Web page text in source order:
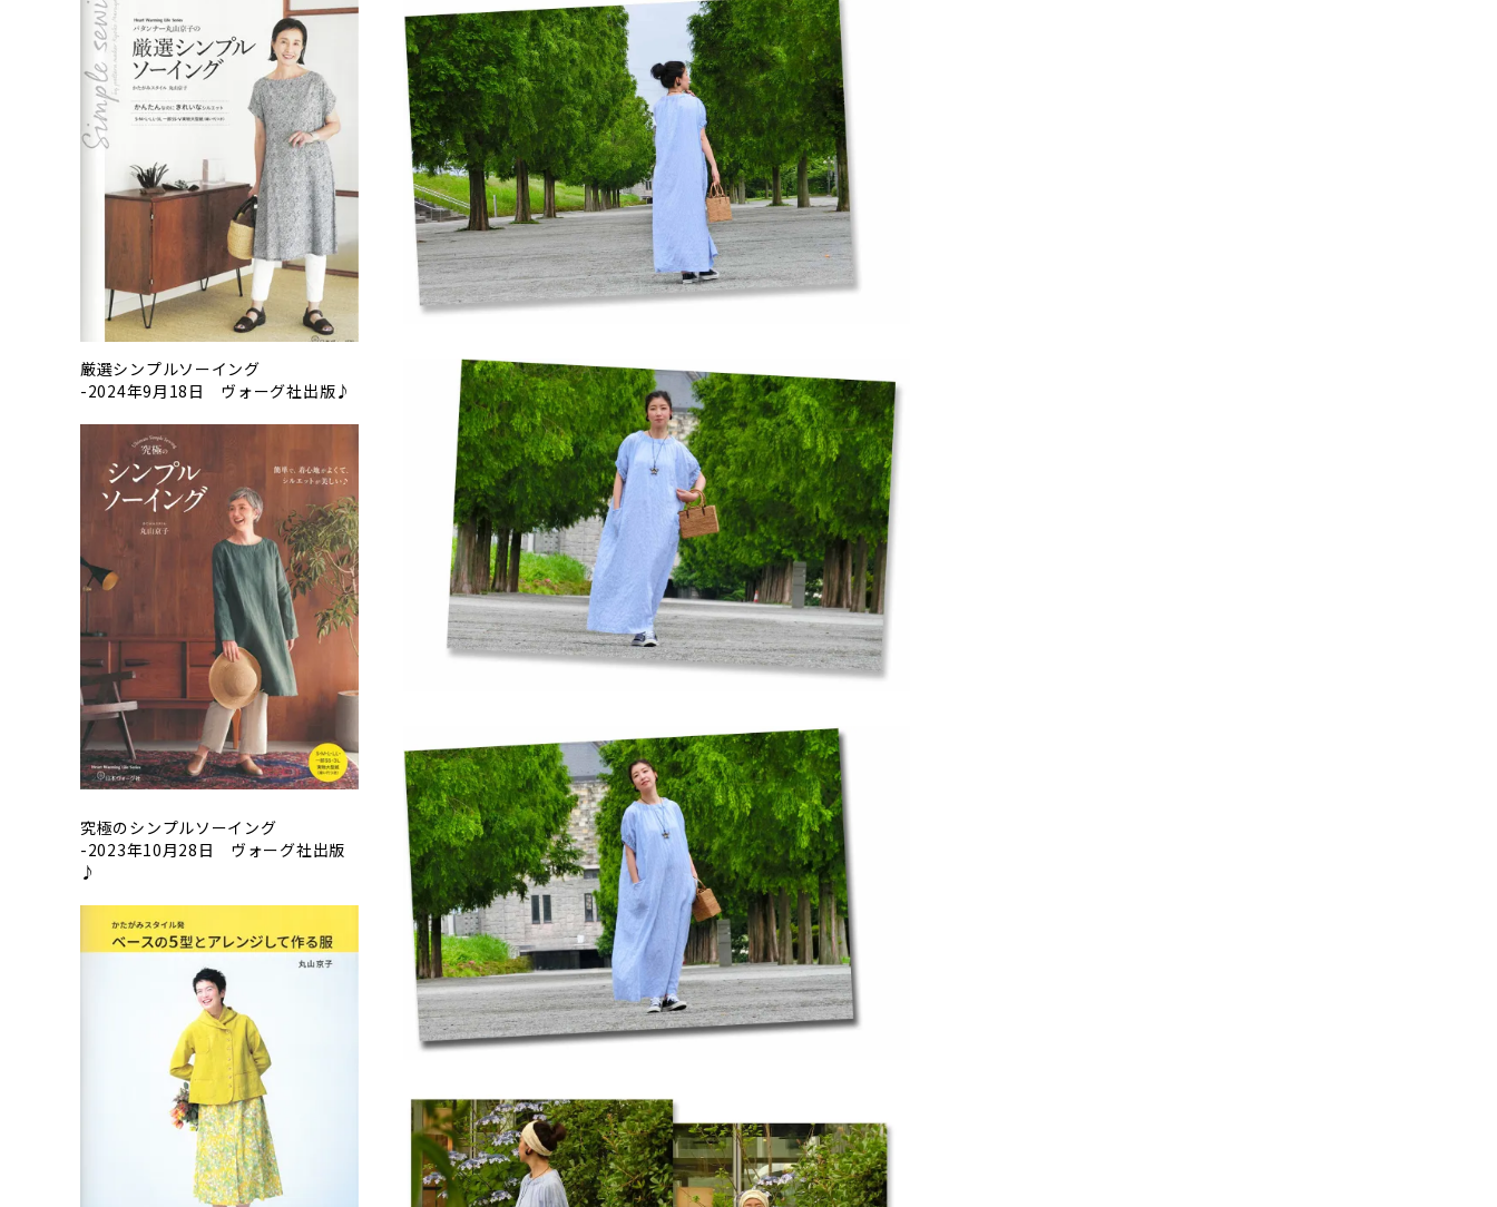
厳選シンプルソーイング
-2024年9月18日 ヴォーグ社出版♪
究極のシンプルソーイング
-2023年10月28日 ヴォーグ社出版
♪